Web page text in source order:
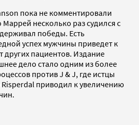
пока не комментировали
несколько раз судился с
победы. Есть
успех мужчины приведет к
других пациентов. Издание
дело стало одним из более
против J & J, где истцы
приводил к увеличению